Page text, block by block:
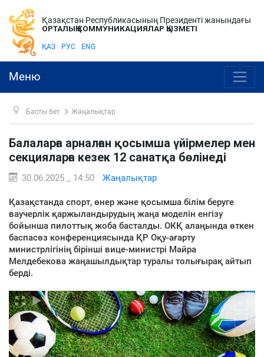
Қазақстан Республикасының Президенті жанындағы
ОРТАЛЫҚ КОММУНИКАЦИЯЛАР ҚЫЗМЕТІ
ҚАЗ РУС ENG
Меню
Басты бет Жаңалықтар
Балаларға арналған қосымша үйірмелер мен
секцияларға кезек 12 санатқа бөлінеді
30.06.2025 _ 14:50 Жаңалықтар
Қазақстанда спорт, өнер және қосымша білім беруге
ваучерлік қаржыландырудың жаңа моделін енгізу
бойынша пилоттық жоба басталды. ОКҚ алаңында өткен
баспасөз конференциясында ҚР Оқу-ағарту
министрлігінің бірінші вице-министрі Майра
Мелдебекова жаңашылдықтар туралы толығырақ айтып
берді.